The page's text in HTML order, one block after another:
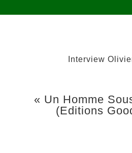
Interview
« Un Homme
(Editions